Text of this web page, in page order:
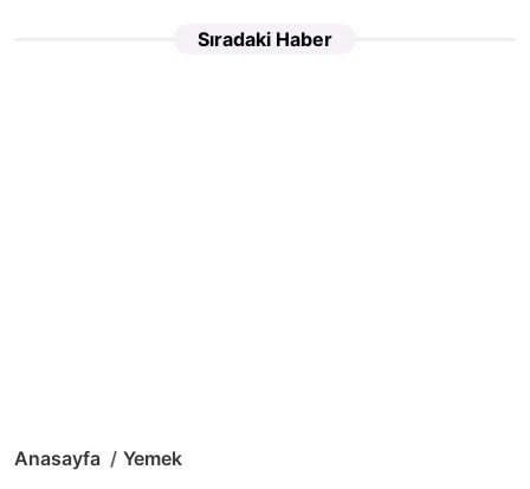
Sıradaki Haber
Anasayfa Yemek